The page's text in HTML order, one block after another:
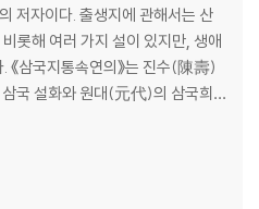
저자이다. 출생지에 관해서는 산
롯해 여러 가지 설이 있지만, 생애
《삼국지통속연의》는 진수(陳壽)
삼국 설화와 원대(元代)의 삼국희
삼국에 관한 이야기를 한꺼번에
, 《수당연의》, 《잔당오대사연
일리아스를 쓴 호메로스